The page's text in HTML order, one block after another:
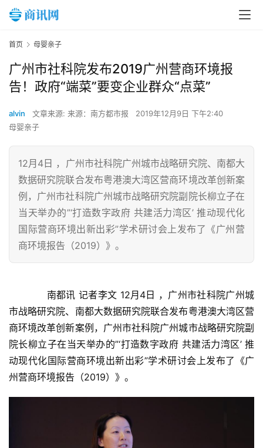
首页 母婴亲子
广州市社科院发布2019广州营商环境报
告！政府“端菜”要变企业群众“点菜”
alvin 文章来源: 来源：南方都市报
2019年12月9日 下午2:40
母婴亲子
12月4日 ，广州市社科院广州城市战略研究院、南都大
数据研究院联合发布粤港澳大湾区营商环境改革创新案
例，广州市社科院广州城市战略研究院副院长柳立子在
当天举办的”‘打造数字政府 共建活力湾区’ 推动现代化
国际营商环境出新出彩”学术研讨会上发布了《广州营
商环境报告（2019）》。
南都讯 记者李文 12月4日 ，广州市社科院广州城
市战略研究院、南都大数据研究院联合发布粤港澳大湾区营
商环境改革创新案例，广州市社科院广州城市战略研究院副
院长柳立子在当天举办的”‘打造数字政府 共建活力湾区’ 推
动现代化国际营商环境出新出彩”学术研讨会上发布了《广
州营商环境报告（2019）》。